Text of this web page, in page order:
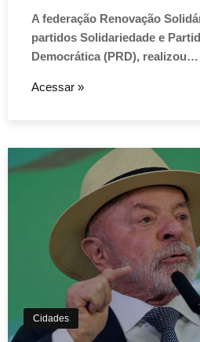
A federação Renovação
partidos Solidariedade e
Democrática (PRD), realizou…
Acessar »
Cidades